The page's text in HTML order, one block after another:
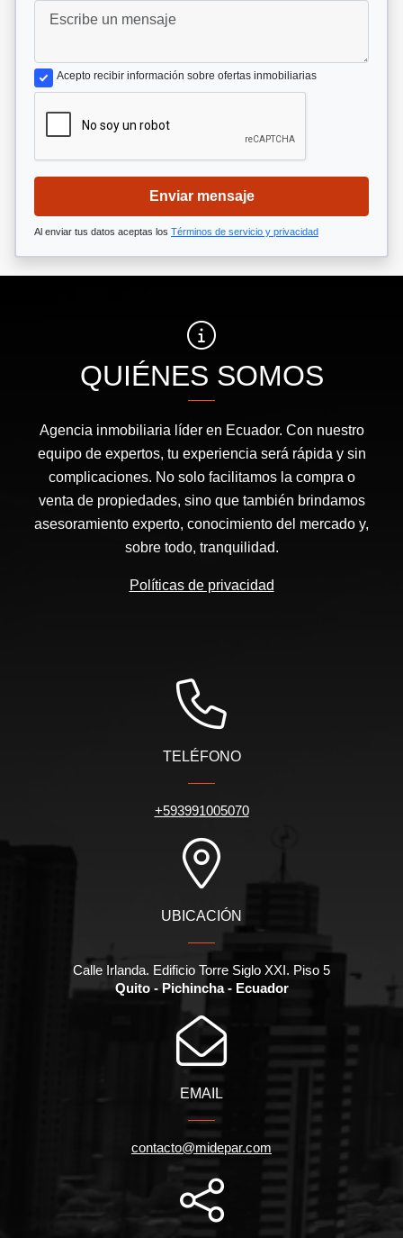
Acepto recibir información sobre ofertas inmobiliarias
Enviar mensaje
Al enviar tus datos aceptas los Términos de servicio y privacidad
QUIÉNES SOMOS
Agencia inmobiliaria líder en Ecuador. Con nuestro
equipo de expertos, tu experiencia será rápida y sin
complicaciones. No solo facilitamos la compra o
venta de propiedades, sino que también brindamos
asesoramiento experto, conocimiento del mercado y,
sobre todo, tranquilidad.
Políticas de privacidad
TELÉFONO
+593991005070
UBICACIÓN
Calle Irlanda. Edificio Torre Siglo XXI. Piso 5
Quito - Pichincha - Ecuador
EMAIL
contacto@midepar.com